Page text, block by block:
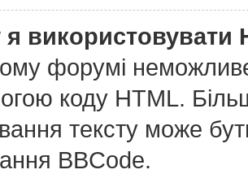
використовувати
форумі
коду HTML.
тексту може
BBCode.